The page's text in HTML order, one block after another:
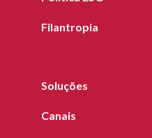
Filantropia
Soluções
Canais